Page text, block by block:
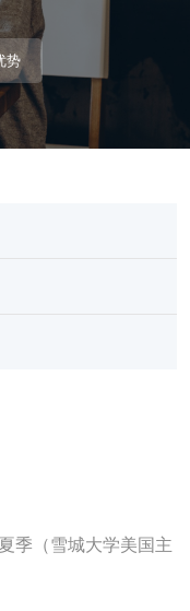
势
季（雪城大学美国主